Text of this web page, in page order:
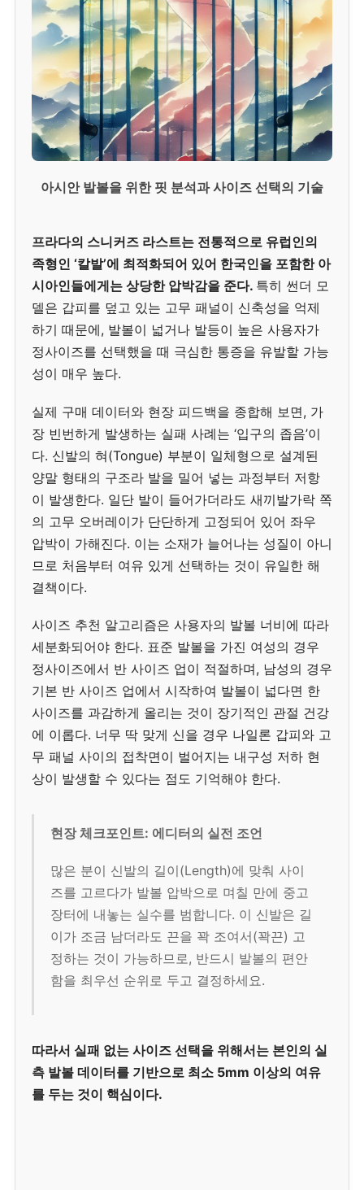
아시안 발볼을 위한 핏 분석과 사이즈 선택의 기술
프라다의 스니커즈 라스트는 전통적으로 유럽인의
족형인 ‘칼발’에 최적화되어 있어 한국인을 포함한 아
시아인들에게는 상당한 압박감을 준다. 특히 썬더 모
델은 갑피를 덮고 있는 고무 패널이 신축성을 억제
하기 때문에, 발볼이 넓거나 발등이 높은 사용자가
정사이즈를 선택했을 때 극심한 통증을 유발할 가능
성이 매우 높다.
실제 구매 데이터와 현장 피드백을 종합해 보면, 가
장 빈번하게 발생하는 실패 사례는 ‘입구의 좁음’이
다. 신발의 혀(Tongue) 부분이 일체형으로 설계된
양말 형태의 구조라 발을 밀어 넣는 과정부터 저항
이 발생한다. 일단 발이 들어가더라도 새끼발가락 쪽
의 고무 오버레이가 단단하게 고정되어 있어 좌우
압박이 가해진다. 이는 소재가 늘어나는 성질이 아니
므로 처음부터 여유 있게 선택하는 것이 유일한 해
결책이다.
사이즈 추천 알고리즘은 사용자의 발볼 너비에 따라
세분화되어야 한다. 표준 발볼을 가진 여성의 경우
정사이즈에서 반 사이즈 업이 적절하며, 남성의 경우
기본 반 사이즈 업에서 시작하여 발볼이 넓다면 한
사이즈를 과감하게 올리는 것이 장기적인 관절 건강
에 이롭다. 너무 딱 맞게 신을 경우 나일론 갑피와 고
무 패널 사이의 접착면이 벌어지는 내구성 저하 현
상이 발생할 수 있다는 점도 기억해야 한다.
현장 체크포인트: 에디터의 실전 조언
많은 분이 신발의 길이(Length)에 맞춰 사이
즈를 고르다가 발볼 압박으로 며칠 만에 중고
장터에 내놓는 실수를 범합니다. 이 신발은 길
이가 조금 남더라도 끈을 꽉 조여서(꽉끈) 고
정하는 것이 가능하므로, 반드시 발볼의 편안
함을 최우선 순위로 두고 결정하세요.
따라서 실패 없는 사이즈 선택을 위해서는 본인의 실
측 발볼 데이터를 기반으로 최소 5mm 이상의 여유
를 두는 것이 핵심이다.